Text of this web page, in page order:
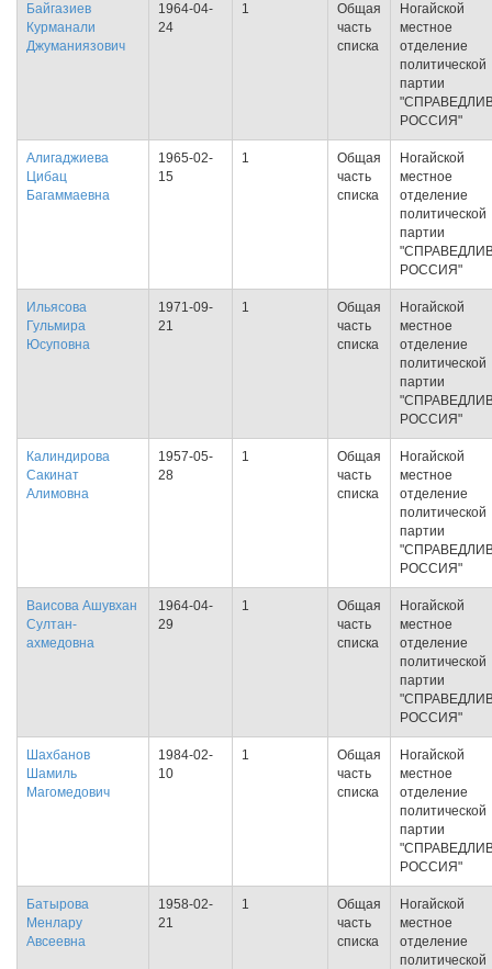
Байгазиев
Курманали
Джуманиязович
1964-04-
24
1
Общая
часть
списка
Ногайской
местное
отделение
политической
партии
РОССИЯ"
Алигаджиева
Цибац
Багаммаевна
1965-02-
15
1
Общая
часть
списка
Ногайской
местное
отделение
политической
партии
РОССИЯ"
Ильясова
Гульмира
Юсуповна
1971-09-
21
1
Общая
часть
списка
Ногайской
местное
отделение
политической
партии
РОССИЯ"
Калиндирова
Сакинат
Алимовна
1957-05-
28
1
Общая
часть
списка
Ногайской
местное
отделение
политической
партии
РОССИЯ"
Ваисова Ашувхан
Султан-
ахмедовна
1964-04-
29
1
Общая
часть
списка
Ногайской
местное
отделение
политической
партии
РОССИЯ"
Шахбанов
Шамиль
Магомедович
1984-02-
10
1
Общая
часть
списка
Ногайской
местное
отделение
политической
партии
РОССИЯ"
Батырова
Менлару
Авсеевна
1958-02-
21
1
Общая
часть
списка
Ногайской
местное
отделение
политической